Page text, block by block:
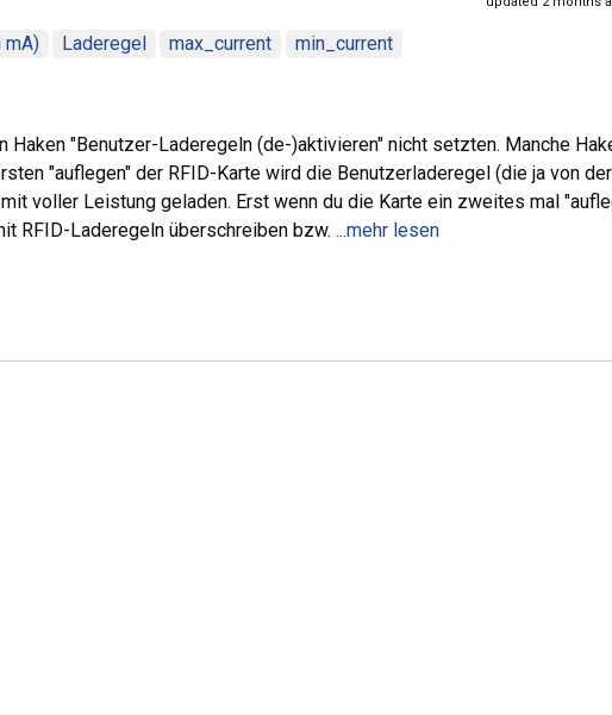
mA) Laderegel max_current min_current
Haken "Benutzer-Laderegeln (de-)aktivieren" nicht setzten. Manche
"auflegen" der RFID-Karte wird die Benutzerladeregel (die ja von
voller Leistung geladen. Erst wenn du die Karte ein zweites mal
RFID-Laderegeln überschreiben bzw. ...mehr lesen